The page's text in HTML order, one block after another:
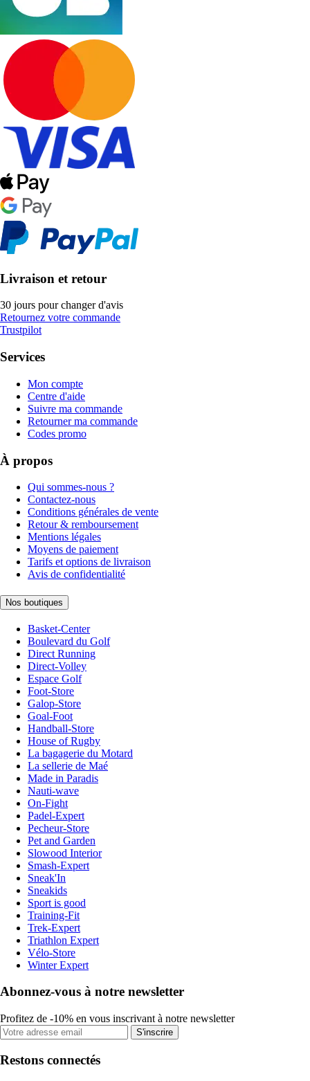
Livraison et retour
30 jours pour changer d'avis
Retournez votre commande
Trustpilot
Services
Mon compte
Centre d'aide
Suivre ma commande
Retourner ma commande
Codes promo
À propos
Qui sommes-nous ?
Contactez-nous
Conditions générales de vente
Retour & remboursement
Mentions légales
Moyens de paiement
Tarifs et options de livraison
Avis de confidentialité
Nos boutiques
Basket-Center
Boulevard du Golf
Direct Running
Direct-Volley
Espace Golf
Foot-Store
Galop-Store
Goal-Foot
Handball-Store
House of Rugby
La bagagerie du Motard
La sellerie de Maé
Made in Paradis
Nauti-wave
On-Fight
Padel-Expert
Pecheur-Store
Pet and Garden
Slowood Interior
Smash-Expert
Sneak'In
Sneakids
Sport is good
Training-Fit
Trek-Expert
Triathlon Expert
Vélo-Store
Winter Expert
Abonnez-vous à notre newsletter
Profitez de -10% en vous inscrivant à notre newsletter
S'inscrire
Restons connectés